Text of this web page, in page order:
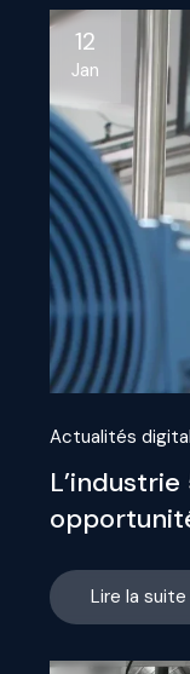
12
Jan
Actualités
Lire la suite